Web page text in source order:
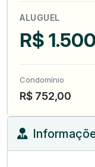
ALUGUEL
R$
Condomínio
R$ 752,00